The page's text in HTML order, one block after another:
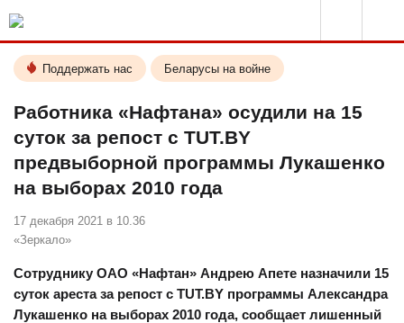
Поддержать нас Беларусы на войне
Работника «Нафтана» осудили на 15
суток за репост с TUT.BY
предвыборной программы Лукашенко
на выборах 2010 года
17 декабря 2021 в 10.36
«Зеркало»
Сотруднику ОАО «Нафтан» Андрею Апете назначили 15
суток ареста за репост с TUT.BY программы Александра
Лукашенко на выборах 2010 года, сообщает лишенный